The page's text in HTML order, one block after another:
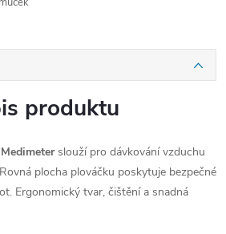
produktu
slouží pro dávkování vzduchu
Rovná plocha plováčku poskytuje bezpečné
Ergonomický tvar, čištění a snadná